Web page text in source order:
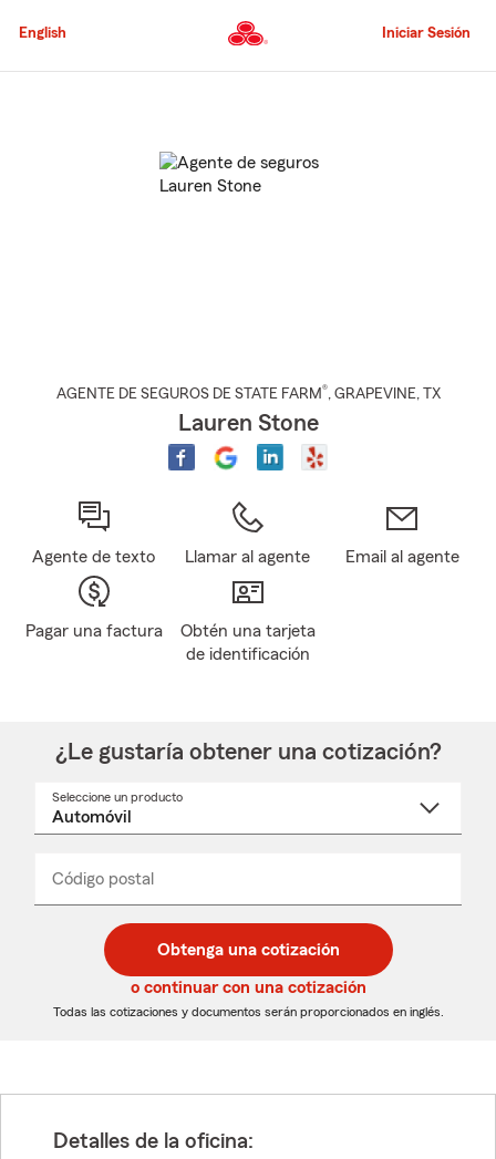
al
principal
English Iniciar Sesión
AGENTE DE SEGUROS DE STATE FARM®, GRAPEVINE, TX
Lauren Stone
Agente de texto Llamar al agente Email al agente
Pagar una factura
Obtén una tarjeta
de identificación
¿Le gustaría obtener una cotización?
Seleccione un producto
desplegable
Código postal
de
5
dígitos
de
5
dígitos
_____
Obtenga una cotización
o continuar con una cotización
Todas las cotizaciones y documentos serán proporcionados en inglés.
Detalles de la oficina: